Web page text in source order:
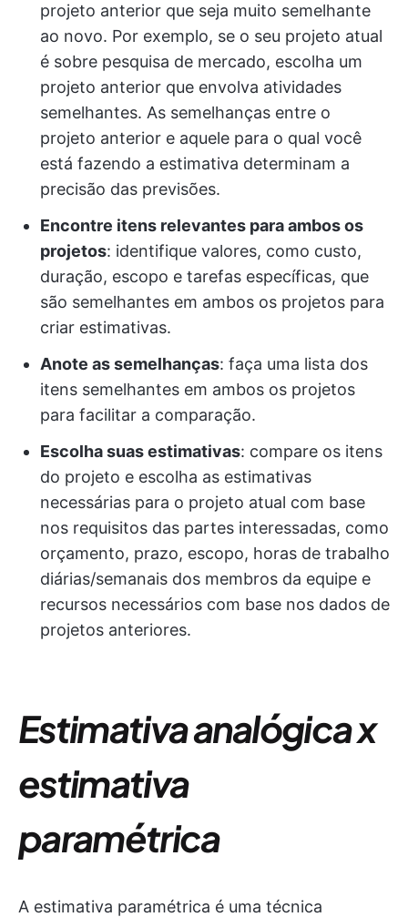
projeto anterior que seja muito semelhante
ao novo. Por exemplo, se o seu projeto atual
é sobre pesquisa de mercado, escolha um
projeto anterior que envolva atividades
semelhantes. As semelhanças entre o
projeto anterior e aquele para o qual você
está fazendo a estimativa determinam a
precisão das previsões.
Encontre itens relevantes para ambos os
projetos: identifique valores, como custo,
duração, escopo e tarefas específicas, que
são semelhantes em ambos os projetos para
criar estimativas.
Anote as semelhanças: faça uma lista dos
itens semelhantes em ambos os projetos
para facilitar a comparação.
Escolha suas estimativas: compare os itens
do projeto e escolha as estimativas
necessárias para o projeto atual com base
nos requisitos das partes interessadas, como
orçamento, prazo, escopo, horas de trabalho
diárias/semanais dos membros da equipe e
recursos necessários com base nos dados de
projetos anteriores.
Estimativa analógica x
estimativa
paramétrica
A estimativa paramétrica é uma técnica